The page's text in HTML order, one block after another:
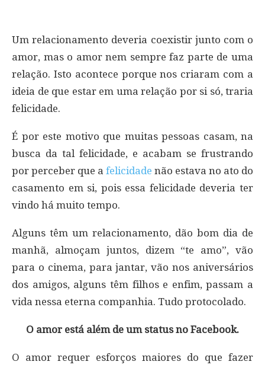
Um relacionamento deveria coexistir junto com o
amor, mas o amor nem sempre faz parte de uma
relação. Isto acontece porque nos criaram com a
ideia de que estar em uma relação por si só, traria
felicidade.
É por este motivo que muitas pessoas casam, na
busca da tal felicidade, e acabam se frustrando
por perceber que a felicidade não estava no ato do
casamento em si, pois essa felicidade deveria ter
vindo há muito tempo.
Alguns têm um relacionamento, dão bom dia de
manhã, almoçam juntos, dizem “te amo”, vão
para o cinema, para jantar, vão nos aniversários
dos amigos, alguns têm filhos e enfim, passam a
vida nessa eterna companhia. Tudo protocolado.
O amor está além de um status no Facebook.
O amor requer esforços maiores do que fazer